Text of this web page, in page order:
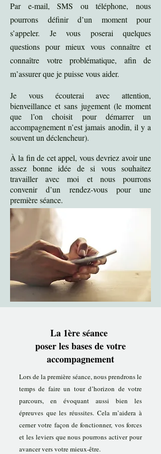
Par e-mail, SMS ou téléphone, nous
pourrons définir d’un moment pour
s’appeler. Je vous poserai quelques
questions pour mieux vous connaître et
connaître votre problématique, afin de
m’assurer que je puisse vous aider.
Je vous écouterai avec attention,
bienveillance et sans jugement (le moment
que l’on choisit pour démarrer un
accompagnement n’est jamais anodin, il y a
souvent un déclencheur).
À la fin de cet appel, vous devriez avoir une
assez bonne idée de si vous souhaitez
travailler avec moi et nous pourrons
convenir d’un rendez-vous pour une
première séance.
La 1ère séance
poser les bases de votre
accompagnement
Lors de la première séance,​nous prendrons le
temps de faire un tour d’horizon de votre
parcours, en évoquant aussi bien les
épreuves que les réussites. Cela m’aidera à
cerner votre façon de fonctionner, vos forces
et les leviers que nous pourrons activer pour
avancer vers votre mieux-être.